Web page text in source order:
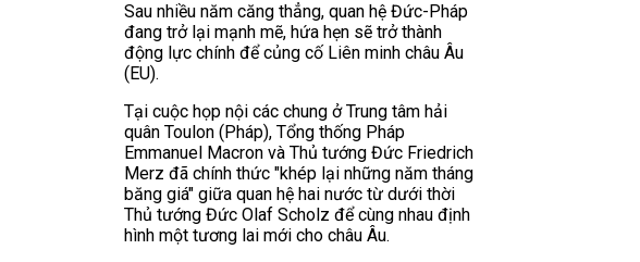
Sau nhiều năm căng thẳng, quan hệ Đức-Pháp
đang trở lại mạnh mẽ, hứa hẹn sẽ trở thành
động lực chính để củng cố Liên minh châu Âu
(EU).
Tại cuộc họp nội các chung ở Trung tâm hải
quân Toulon (Pháp), Tổng thống Pháp
Emmanuel Macron và Thủ tướng Đức Friedrich
Merz đã chính thức "khép lại những năm tháng
băng giá" giữa quan hệ hai nước từ dưới thời
Thủ tướng Đức Olaf Scholz để cùng nhau định
hình một tương lai mới cho châu Âu.